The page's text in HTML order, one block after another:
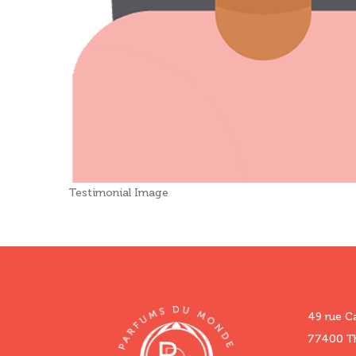
Testimonial Image
49 rue
77400